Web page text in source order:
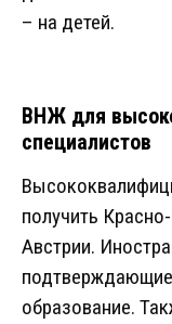
– на детей.
ВНЖ для
специалистов
получить
Австрии.
образование.